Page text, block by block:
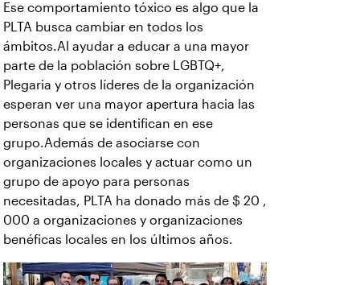
Ese comportamiento tóxico es algo que la
PLTA busca cambiar en todos los
ámbitos.Al ayudar a educar a una mayor
parte de la población sobre LGBTQ+,
Plegaria y otros líderes de la organización
esperan ver una mayor apertura hacia las
personas que se identifican en ese
grupo.Además de asociarse con
organizaciones locales y actuar como un
grupo de apoyo para personas
necesitadas, PLTA ha donado más de $ 20 ,
000 a organizaciones y organizaciones
benéficas locales en los últimos años.